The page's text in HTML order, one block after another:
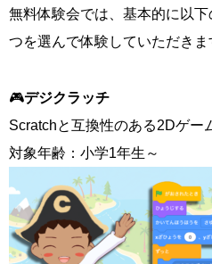
無料体験会では、基本的に以
つを選んで体験していただきま
🎮デジクラッチ
Scratchと互換性のある2Dゲー
対象年齢：小学1年生～